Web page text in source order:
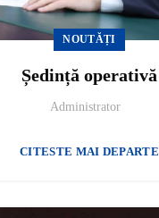
NOUTĂȚI
Ședință operativă
Administrator
CITESTE MAI DEPARTE